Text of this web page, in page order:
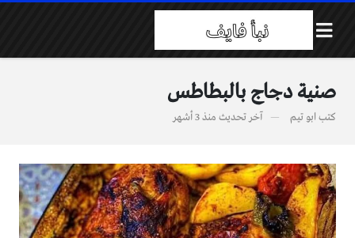
صنية دجاج بالبطاطس
كتب ابو تيم آخر تحديث منذ 3 أشهر